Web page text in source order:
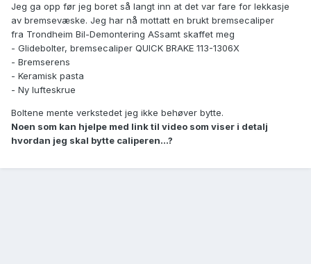
Jeg ga opp før jeg boret så langt inn at det var fare for lekkasje
av bremsevæske. Jeg har nå mottatt en brukt bremsecaliper
fra Trondheim Bil-Demontering ASsamt skaffet meg
- Glidebolter, bremsecaliper QUICK BRAKE 113-1306X
- Bremserens
- Keramisk pasta
- Ny lufteskrue
Boltene mente verkstedet jeg ikke behøver bytte.
Noen som kan hjelpe med link til video som viser i detalj
hvordan jeg skal bytte caliperen...?